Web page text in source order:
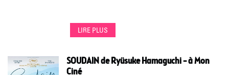
LIRE PLUS
SOUDAIN de Ryüsuke Hamaguchi – à Mon
Ciné